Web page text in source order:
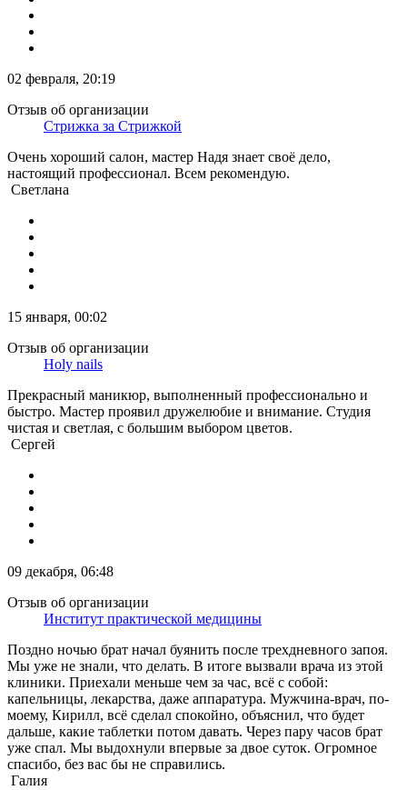
02 февраля, 20:19
Отзыв об организации
Стрижка за Стрижкой
Очень хороший салон, мастер Надя знает своё дело,
настоящий профессионал. Всем рекомендую.
Светлана
15 января, 00:02
Отзыв об организации
Holy nails
Прекрасный маникюр, выполненный профессионально и
быстро. Мастер проявил дружелюбие и внимание. Студия
чистая и светлая, с большим выбором цветов.
Сергей
09 декабря, 06:48
Отзыв об организации
Институт практической медицины
Поздно ночью брат начал буянить после трехдневного запоя.
Мы уже не знали, что делать. В итоге вызвали врача из этой
клиники. Приехали меньше чем за час, всё с собой:
капельницы, лекарства, даже аппаратура. Мужчина-врач, по-
моему, Кирилл, всё сделал спокойно, объяснил, что будет
дальше, какие таблетки потом давать. Через пару часов брат
уже спал. Мы выдохнули впервые за двое суток. Огромное
спасибо, без вас бы не справились.
Галия